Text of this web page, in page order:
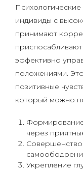
индивиды с
принимают
эффективно
положениями.
позитивные
который можно
через
Укрепление